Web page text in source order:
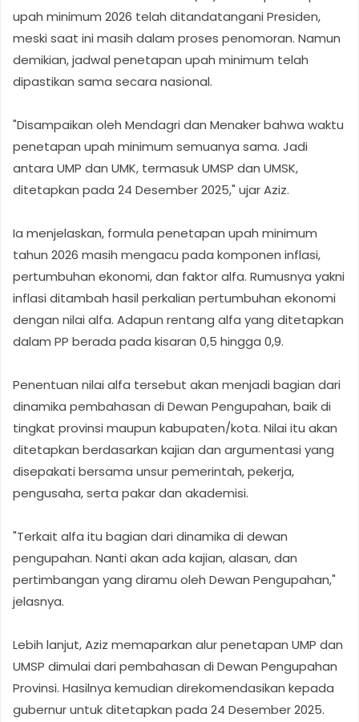
upah minimum 2026 telah ditandatangani Presiden,
meski saat ini masih dalam proses penomoran. Namun
demikian, jadwal penetapan upah minimum telah
dipastikan sama secara nasional.
"Disampaikan oleh Mendagri dan Menaker bahwa waktu
penetapan upah minimum semuanya sama. Jadi
antara UMP dan UMK, termasuk UMSP dan UMSK,
ditetapkan pada 24 Desember 2025," ujar Aziz.
Ia menjelaskan, formula penetapan upah minimum
tahun 2026 masih mengacu pada komponen inflasi,
pertumbuhan ekonomi, dan faktor alfa. Rumusnya yakni
inflasi ditambah hasil perkalian pertumbuhan ekonomi
dengan nilai alfa. Adapun rentang alfa yang ditetapkan
dalam PP berada pada kisaran 0,5 hingga 0,9.
Penentuan nilai alfa tersebut akan menjadi bagian dari
dinamika pembahasan di Dewan Pengupahan, baik di
tingkat provinsi maupun kabupaten/kota. Nilai itu akan
ditetapkan berdasarkan kajian dan argumentasi yang
disepakati bersama unsur pemerintah, pekerja,
pengusaha, serta pakar dan akademisi.
"Terkait alfa itu bagian dari dinamika di dewan
pengupahan. Nanti akan ada kajian, alasan, dan
pertimbangan yang diramu oleh Dewan Pengupahan,"
jelasnya.
Lebih lanjut, Aziz memaparkan alur penetapan UMP dan
UMSP dimulai dari pembahasan di Dewan Pengupahan
Provinsi. Hasilnya kemudian direkomendasikan kepada
gubernur untuk ditetapkan pada 24 Desember 2025.